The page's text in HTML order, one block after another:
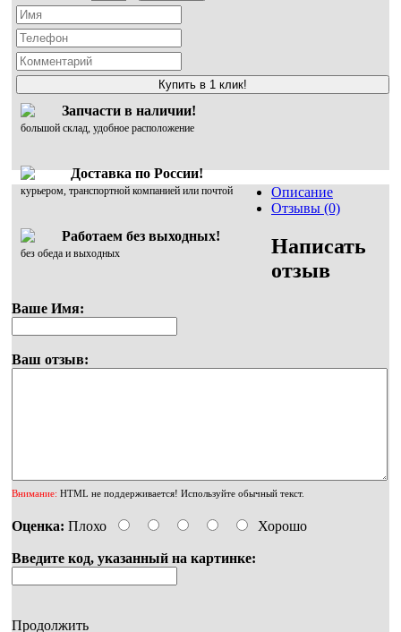
Купить в 1 клик!
Запчасти в наличии!
большой склад, удобное расположение
Доставка по России!
курьером, транспортной компанией или почтой
Работаем без выходных!
без обеда и выходных
Описание
Отзывы (0)
Написать
отзыв
Ваше Имя:
Ваш отзыв:
Внимание: HTML не поддерживается! Используйте обычный текст.
Оценка: Плохо Хорошо
Введите код, указанный на картинке:
Продолжить